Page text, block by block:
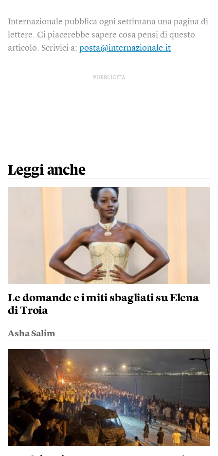
Internazionale pubblica ogni settimana una pagina di
lettere. Ci piacerebbe sapere cosa pensi di questo
articolo. Scrivici a: posta@internazionale.it
PUBBLICITÀ
Leggi anche
Le domande e i miti sbagliati su Elena
di Troia
Asha Salim